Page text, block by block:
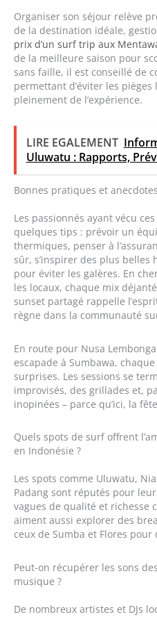
Organiser son séjour relève
de la destination idéale,
prix d’un surf trip aux
de la meilleure saison pour
sans faille, il est conseillé de
permettant d’éviter les
pleinement de l’expérience.
LIRE EGALEMENT
Uluwatu : Rapports,
Bonnes pratiques et
Les passionnés ayant vécu
quelques tips : prévoir un
thermiques, penser à
sûr, s’inspirer des plus belles
pour éviter les galères. En
les locaux, chaque mix
sunset partagé rappelle
règne dans la communauté
En route pour Nusa
escapade à Sumbawa,
surprises. Les sessions se
improvisés, des grillades et,
inopinées – parce qu’ici, la
Quels spots de surf offrent
en Indonésie ?
Les spots comme Uluwatu,
Padang sont réputés pour
vagues de qualité et richesse
aiment aussi explorer des
ceux de Sumba et Flores
Peut-on récupérer les sons
musique ?
De nombreux artistes et DJs